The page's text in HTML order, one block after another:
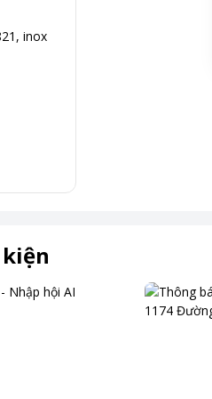
mắt với mặt ngoài bằng inox cao
dính màu đen đem lại tổng
inox